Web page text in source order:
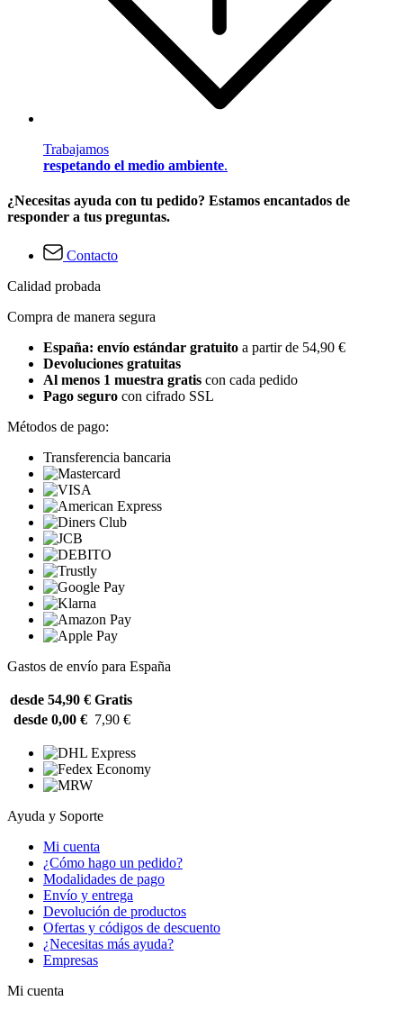
Trabajamos
respetando el medio ambiente.
¿Necesitas ayuda con tu pedido? Estamos encantados de
responder a tus preguntas.
Contacto
Calidad probada
Compra de manera segura
España: envío estándar gratuito a partir de 54,90 €
Devoluciones gratuitas
Al menos 1 muestra gratis con cada pedido
Pago seguro con cifrado SSL
Métodos de pago:
Transferencia bancaria
Gastos de envío para España
desde 54,90 € Gratis
desde 0,00 € 7,90 €
Ayuda y Soporte
Mi cuenta
¿Cómo hago un pedido?
Modalidades de pago
Envío y entrega
Devolución de productos
Ofertas y códigos de descuento
¿Necesitas más ayuda?
Empresas
Mi cuenta